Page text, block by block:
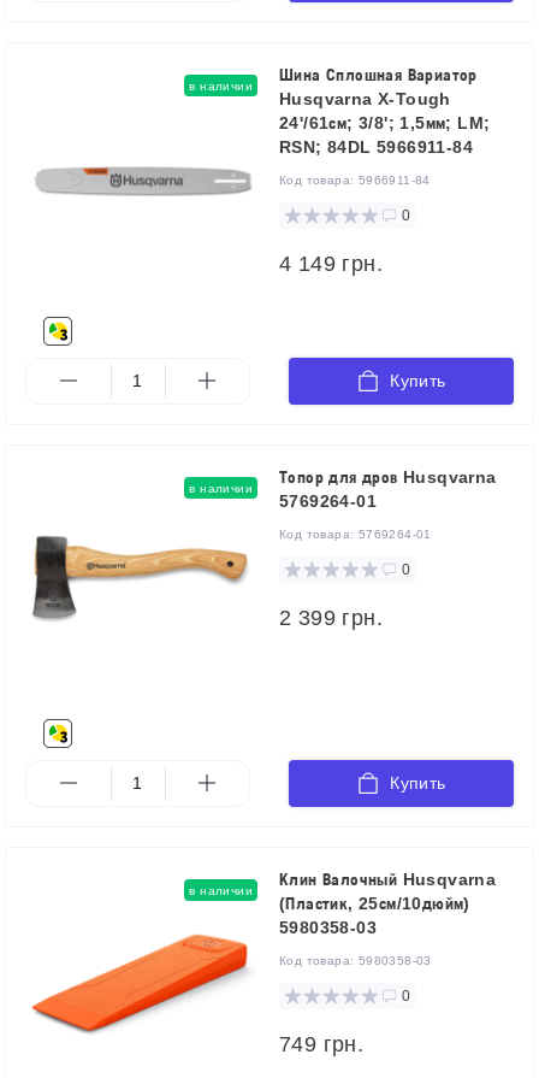
в наличии
Шина Сплошная Вариатор
Husqvarna X-Tough
24'/61см; 3/8'; 1,5мм; LM;
RSN; 84DL 5966911-84
Код товара: 5966911-84
0
4 149 грн.
Купить
в наличии
Топор для дров Husqvarna
5769264-01
Код товара: 5769264-01
0
2 399 грн.
Купить
в наличии
Клин Валочный Husqvarna
(Пластик, 25см/10дюйм)
5980358-03
Код товара: 5980358-03
0
749 грн.